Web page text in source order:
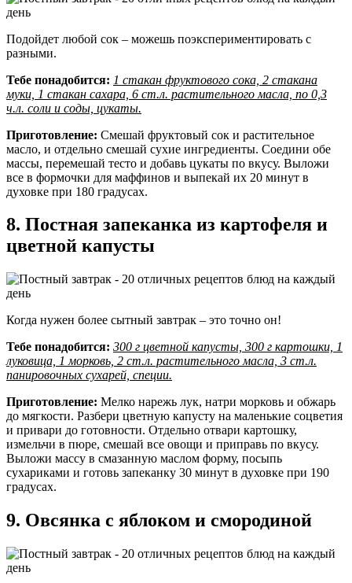
Подойдет любой сок – можешь поэкспериментировать с
разными.
Тебе понадобится: 1 стакан фруктового сока, 2 стакана
муки, 1 стакан сахара, 6 ст.л. растительного масла, по 0,3
ч.л. соли и соды, цукаты.
Приготовление: Смешай фруктовый сок и растительное
масло, и отдельно смешай сухие ингредиенты. Соедини обе
массы, перемешай тесто и добавь цукаты по вкусу. Выложи
все в формочки для маффинов и выпекай их 20 минут в
духовке при 180 градусах.
8. Постная запеканка из картофеля и
цветной капусты
Когда нужен более сытный завтрак – это точно он!
Тебе понадобится: 300 г цветной капусты, 300 г картошки, 1
луковица, 1 морковь, 2 ст.л. растительного масла, 3 ст.л.
панировочных сухарей, специи.
Приготовление: Мелко нарежь лук, натри морковь и обжарь
до мягкости. Разбери цветную капусту на маленькие соцветия
и привари до готовности. Отдельно отвари картошку,
измельчи в пюре, смешай все овощи и приправь по вкусу.
Выложи массу в смазанную маслом форму, посыпь
сухариками и готовь запеканку 30 минут в духовке при 190
градусах.
9. Овсянка с яблоком и смородиной